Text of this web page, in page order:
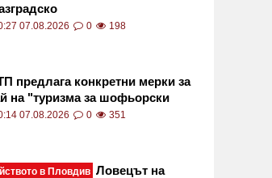
07.08.2026 0 198
предлага конкретни мерки за
на "туризма за шофьорски
07.08.2026 0 351
в Пловдив Ловецът на